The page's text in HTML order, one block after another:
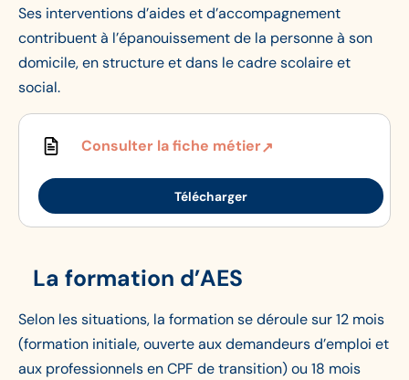
Ses interventions d’aides et d’accompagnement
contribuent à l’épanouissement de la personne à son
domicile, en structure et dans le cadre scolaire et
social.
Consulter la fiche métier
Télécharger
La formation d’AES
Selon les situations, la formation se déroule sur 12 mois
(formation initiale, ouverte aux demandeurs d’emploi et
aux professionnels en CPF de transition) ou 18 mois